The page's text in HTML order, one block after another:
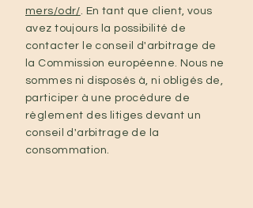
mers/odr/. En tant que client, vous
avez toujours la possibilité de
contacter le conseil d'arbitrage de
la Commission européenne. Nous ne
sommes ni disposés à, ni obligés de,
participer à une procédure de
règlement des litiges devant un
conseil d'arbitrage de la
consommation.